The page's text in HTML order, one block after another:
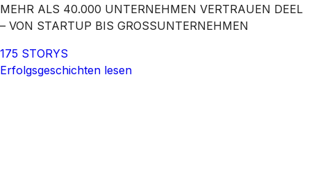
MEHR ALS 40.000 UNTERNEHMEN VERTRAUEN DEEL
– VON STARTUP BIS GROSSUNTERNEHMEN
175 STORYS
Erfolgsgeschichten lesen